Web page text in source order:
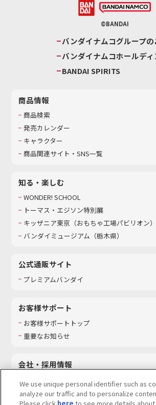
©BANDAI
バンダイナムコグループ
バンダイナムコホールディ
BANDAI SPIRITS
商品情報
商品検索
発売カレンダー
キャラクター
商品関連サイト・SNS一覧
知る・楽しむ
WONDER! SCHOOL
トーマス・エジソン特別展
キッザニア東京（おもちゃ工場パビリオン）​
バンダイミュージアム（栃木県）
公式通販サイト
プレミアムバンダイ
お客様サポート
お客様サポートトップ
重要なお知らせ
会社・採用情報
採用情報
We use unique personal identifier such as
analyze our traffic and to personalize